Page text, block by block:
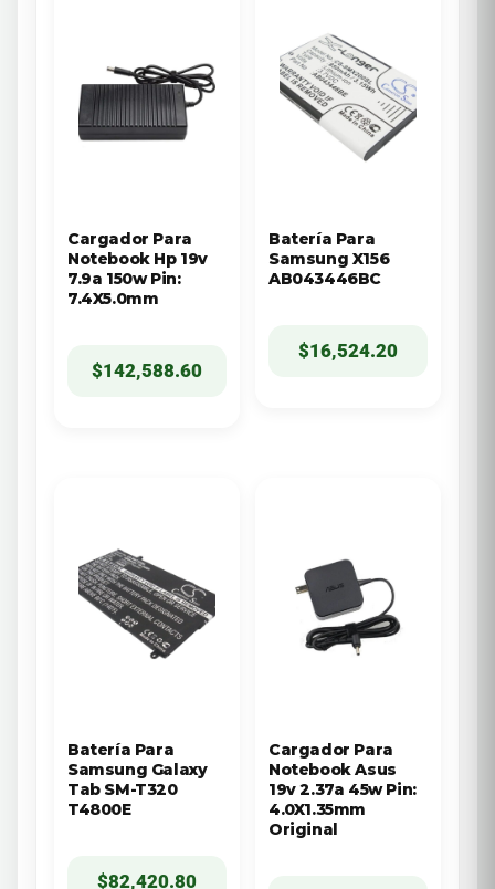
Cargador Para
Notebook Hp 19v
7.9a 150w Pin:
7.4X5.0mm
$142,588.60
Batería Para
Samsung X156
AB043446BC
$16,524.20
Batería Para
Samsung Galaxy
Tab SM-T320
T4800E
$82,420.80
Cargador Para
Notebook Asus
19v 2.37a 45w Pin:
4.0X1.35mm
Original